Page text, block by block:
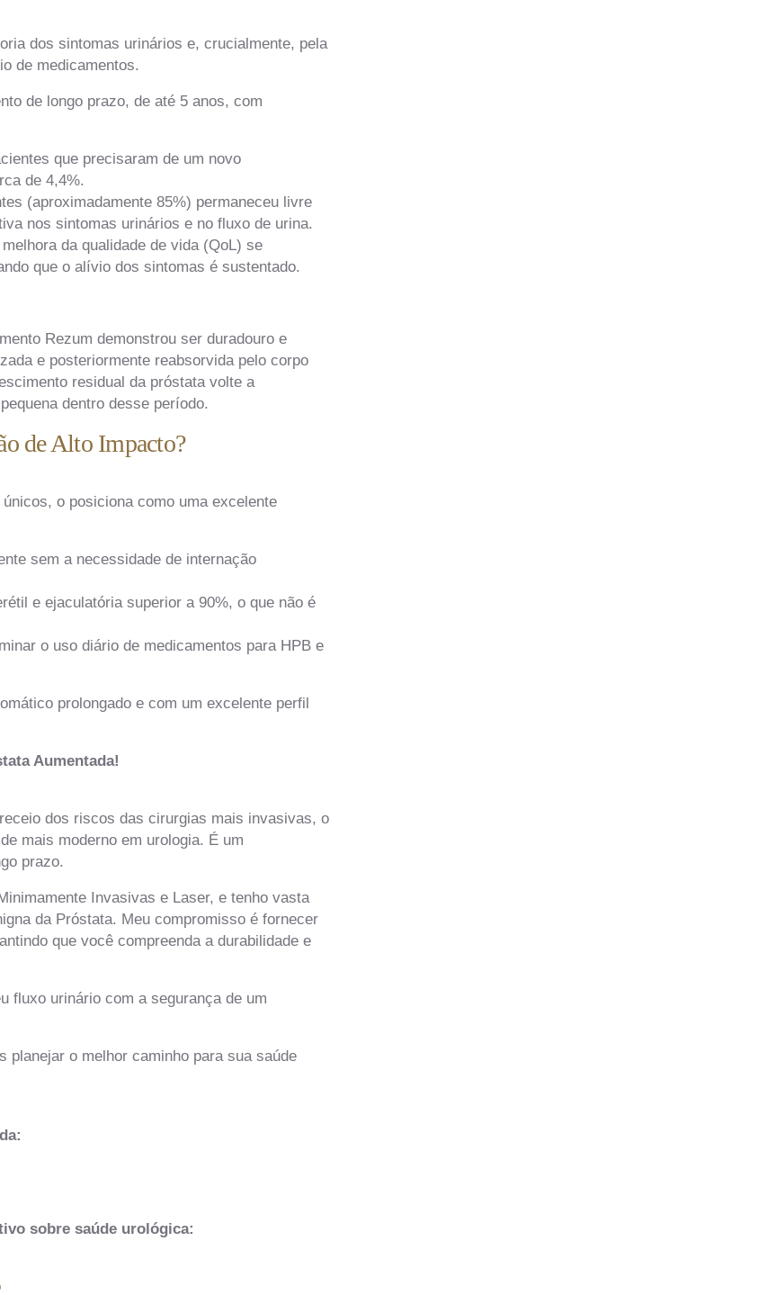
dos sintomas urinários e, crucialmente, pela
de medicamentos.
de longo prazo, de até 5 anos, com
que precisaram de um novo
de 4,4%.
(aproximadamente 85%) permaneceu livre
nos sintomas urinários e no fluxo de urina.
da qualidade de vida (QoL) se
que o alívio dos sintomas é sustentado.
Rezum demonstrou ser duradouro e
e posteriormente reabsorvida pelo corpo
residual da próstata volte a
dentro desse período.
de Alto Impacto?
o posiciona como uma excelente
sem a necessidade de internação
e ejaculatória superior a 90%, o que não é
o uso diário de medicamentos para HPB e
prolongado e com um excelente perfil
Aumentada!
dos riscos das cirurgias mais invasivas, o
mais moderno em urologia. É um
prazo.
Invasivas e Laser, e tenho vasta
da Próstata. Meu compromisso é fornecer
que você compreenda a durabilidade e
fluxo urinário com a segurança de um
planejar o melhor caminho para sua saúde
sobre saúde urológica: